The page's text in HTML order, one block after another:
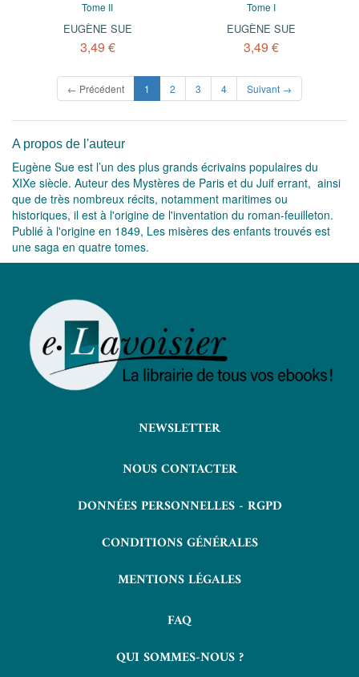
Tome II
EUGÈNE SUE
3,49 €
Tome I
EUGÈNE SUE
3,49 €
← Précédent 1 (current)
2 3 4 Suivant →
A propos de l'auteur
Eugène Sue est l’un des plus grands écrivains populaires du
XIXe siècle. Auteur des Mystères de Paris et du Juif errant, ainsi
que de très nombreux récits, notamment maritimes ou
historiques, il est à l'origine de l'inventation du roman-feuilleton.
Publié à l'origine en 1849, Les misères des enfants trouvés est
une saga en quatre tomes.
NEWSLETTER
NOUS CONTACTER
DONNÉES PERSONNELLES - RGPD
CONDITIONS GÉNÉRALES
MENTIONS LÉGALES
FAQ
QUI SOMMES-NOUS ?